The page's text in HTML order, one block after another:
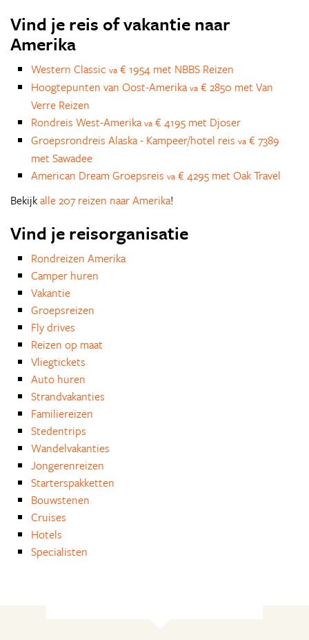
Vind je reis of vakantie naar
Amerika
Western Classic va € 1954 met NBBS Reizen
Hoogtepunten van Oost-Amerika va € 2850 met Van
Verre Reizen
Rondreis West-Amerika va € 4195 met Djoser
Groepsrondreis Alaska - Kampeer/hotel reis va € 7389
met Sawadee
American Dream Groepsreis va € 4295 met Oak Travel
Bekijkalle 207 reizen naar Amerika!
Vind je reisorganisatie
Rondreizen Amerika
Camper huren
Vakantie
Groepsreizen
Fly drives
Reizen op maat
Vliegtickets
Auto huren
Strandvakanties
Familiereizen
Stedentrips
Wandelvakanties
Jongerenreizen
Starterspakketten
Bouwstenen
Cruises
Hotels
Specialisten